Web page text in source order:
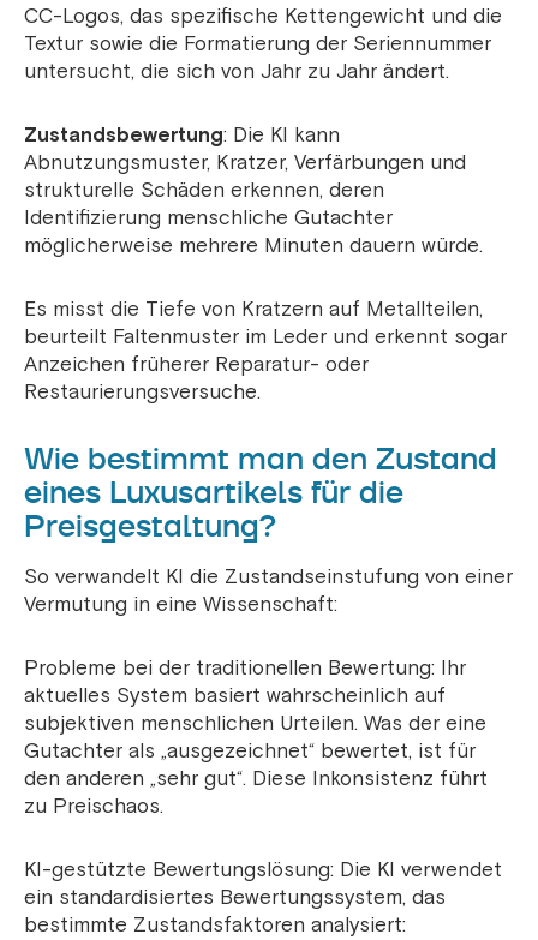
CC-Logos, das spezifische Kettengewicht und die
Textur sowie die Formatierung der Seriennummer
untersucht, die sich von Jahr zu Jahr ändert.
Zustandsbewertung: Die KI kann
Abnutzungsmuster, Kratzer, Verfärbungen und
strukturelle Schäden erkennen, deren
Identifizierung menschliche Gutachter
möglicherweise mehrere Minuten dauern würde.
Es misst die Tiefe von Kratzern auf Metallteilen,
beurteilt Faltenmuster im Leder und erkennt sogar
Anzeichen früherer Reparatur- oder
Restaurierungsversuche.
Wie bestimmt man den Zustand
eines Luxusartikels für die
Preisgestaltung?
So verwandelt KI die Zustandseinstufung von einer
Vermutung in eine Wissenschaft:
Probleme bei der traditionellen Bewertung: Ihr
aktuelles System basiert wahrscheinlich auf
subjektiven menschlichen Urteilen. Was der eine
Gutachter als „ausgezeichnet“ bewertet, ist für
den anderen „sehr gut“. Diese Inkonsistenz führt
zu Preischaos.
KI-gestützte Bewertungslösung: Die KI verwendet
ein standardisiertes Bewertungssystem, das
bestimmte Zustandsfaktoren analysiert: